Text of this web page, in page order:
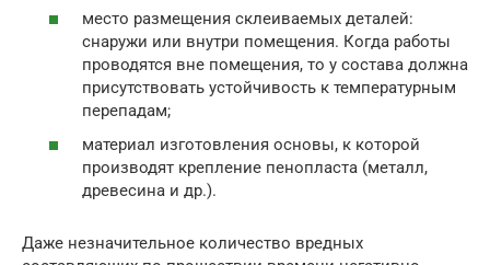
место размещения склеиваемых деталей:
снаружи или внутри помещения. Когда работы
проводятся вне помещения, то у состава должна
присутствовать устойчивость к температурным
перепадам;
материал изготовления основы, к которой
производят крепление пенопласта (металл,
древесина и др.).
Даже незначительное количество вредных